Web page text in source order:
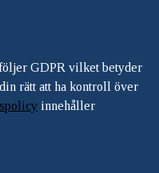
GDPR vilket betyder
rätt att ha kontroll över
innehåller